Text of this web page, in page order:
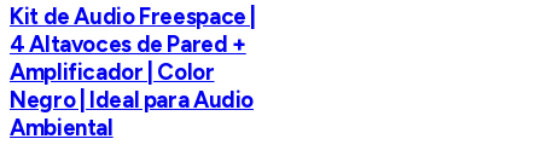
Kit de Audio Freespace |
4 Altavoces de Pared +
Amplificador | Color
Negro | Ideal para Audio
Ambiental